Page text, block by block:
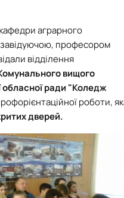
аграрного
завідуючою, професором
відділення
вищого
обласної ради "Коледж
роботи,
дверей.